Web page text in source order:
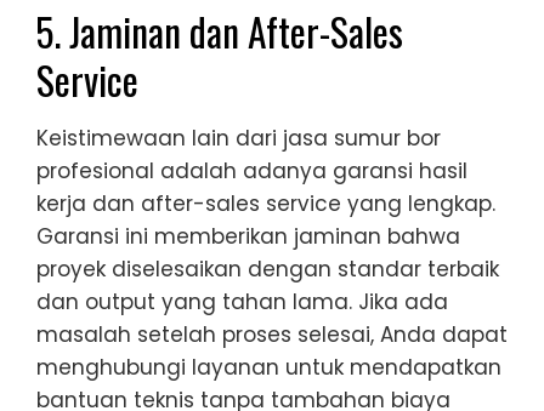
5. Jaminan dan After-Sales
Service
Keistimewaan lain dari jasa sumur bor
profesional adalah adanya garansi hasil
kerja dan after-sales service yang lengkap.
Garansi ini memberikan jaminan bahwa
proyek diselesaikan dengan standar terbaik
dan output yang tahan lama. Jika ada
masalah setelah proses selesai, Anda dapat
menghubungi layanan untuk mendapatkan
bantuan teknis tanpa tambahan biaya